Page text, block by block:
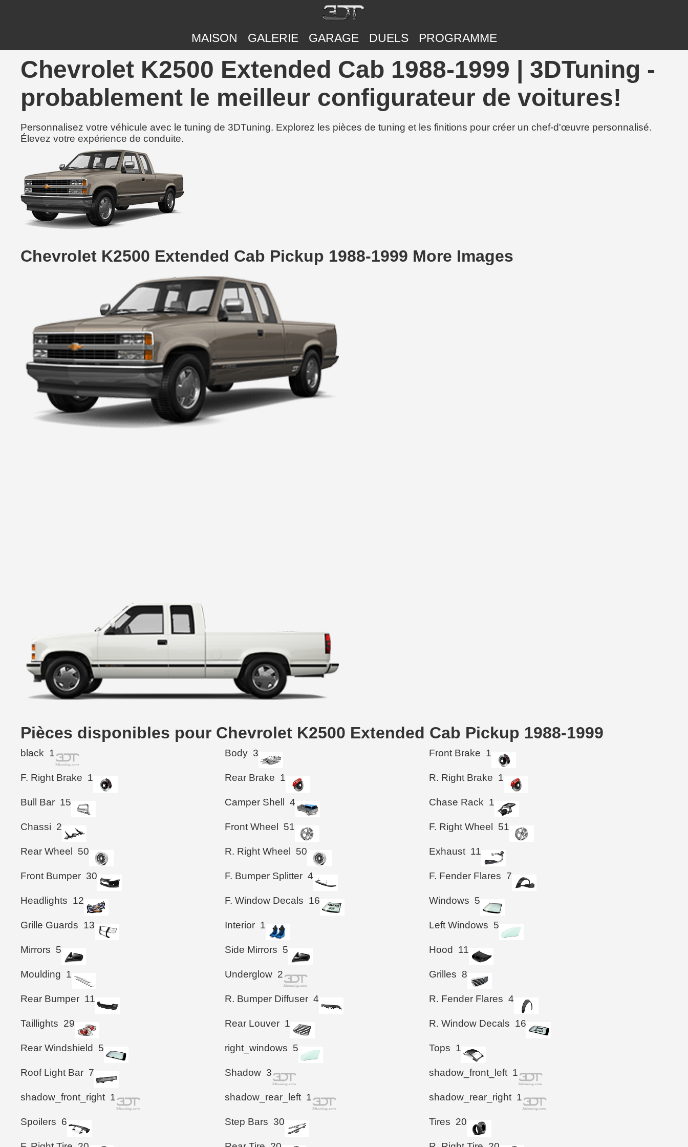
MAISON GALERIE GARAGE DUELS PROGRAMME
Chevrolet K2500 Extended Cab 1988-1999 | 3DTuning -
probablement le meilleur configurateur de voitures!
Personnalisez votre véhicule avec le tuning de 3DTuning. Explorez les pièces de tuning et les finitions pour créer un chef-d'œuvre personnalisé.
Élevez votre expérience de conduite.
Chevrolet K2500 Extended Cab Pickup 1988-1999 More Images
Pièces disponibles pour Chevrolet K2500 Extended Cab Pickup 1988-1999
black 1 Body 3 Front Brake 1
F. Right Brake 1 Rear Brake 1 R. Right Brake 1
Bull Bar 15 Camper Shell 4 Chase Rack 1
Chassi 2 Front Wheel 51 F. Right Wheel 51
Rear Wheel 50 R. Right Wheel 50 Exhaust 11
Front Bumper 30 F. Bumper Splitter 4 F. Fender Flares 7
Headlights 12 F. Window Decals 16 Windows 5
Grille Guards 13 Interior 1 Left Windows 5
Mirrors 5 Side Mirrors 5 Hood 11
Moulding 1 Underglow 2 Grilles 8
Rear Bumper 11 R. Bumper Diffuser 4 R. Fender Flares 4
Taillights 29 Rear Louver 1 R. Window Decals 16
Rear Windshield 5 right_windows 5 Tops 1
Roof Light Bar 7 Shadow 3 shadow_front_left 1
shadow_front_right 1 shadow_rear_left 1 shadow_rear_right 1
Spoilers 6 Step Bars 30 Tires 20